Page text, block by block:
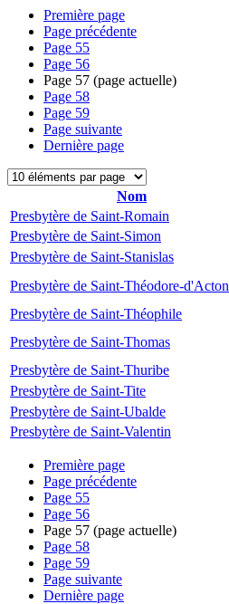
Première page
Page précédente
Page 55
Page 56
Page 57 (page actuelle)
Page 58
Page 59
Page suivante
Dernière page
Nom
Presbytère de Saint-Romain
Presbytère de Saint-Simon
Presbytère de Saint-Stanislas
Presbytère de Saint-Théodore-d'Acton
Presbytère de Saint-Théophile
Presbytère de Saint-Thomas
Presbytère de Saint-Thuribe
Presbytère de Saint-Tite
Presbytère de Saint-Ubalde
Presbytère de Saint-Valentin
Première page
Page précédente
Page 55
Page 56
Page 57 (page actuelle)
Page 58
Page 59
Page suivante
Dernière page